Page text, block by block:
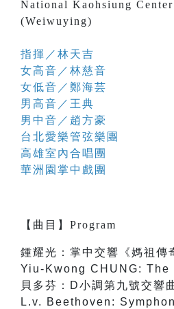
National Kaohsiung
(Weiwuying)
指揮／林天吉
女高音／林慈音
女低音／鄭海芸
男高音／王典
男中音／趙方豪
台北愛樂管弦樂團
高雄室內合唱團
華洲園掌中戲團
【 曲目 】 Program
鍾耀光：掌中交響《媽祖傳
Yiu-Kwong CHUNG: The
貝多芬：D小調第九號交響
L.v. Beethoven: